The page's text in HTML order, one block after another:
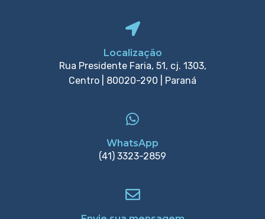
Localização
Rua Presidente Faria, 51, cj. 1303,
Centro | 80020-290 | Paraná
WhatsApp
(41) 3323-2859